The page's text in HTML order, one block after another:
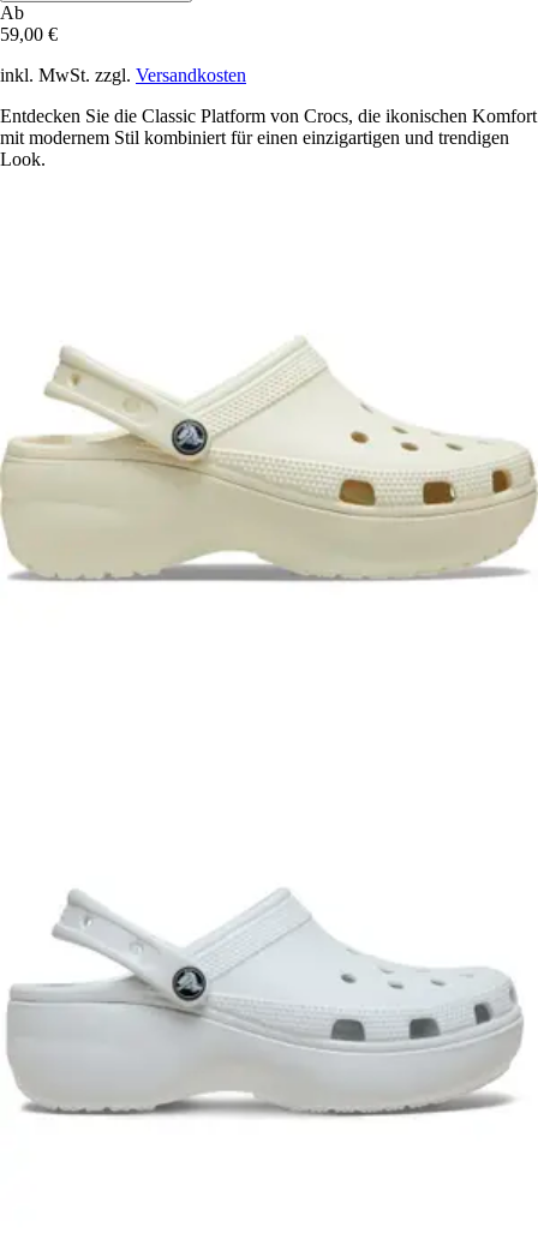
Ab
59,00 €
inkl. MwSt. zzgl. Versandkosten
Entdecken Sie die Classic Platform von Crocs, die ikonischen Komfort
mit modernem Stil kombiniert für einen einzigartigen und trendigen
Look.